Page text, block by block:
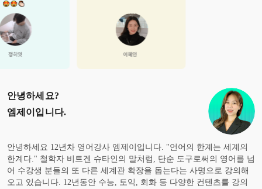
안녕하세요?
엠제이 입니다.
안녕하세요 12년차 영어강사 엠제이입니다. "언어의 한계는 세계의
한계다." 철학자 비트겐 슈타인의 말처럼, 단순 도구로써의 영어를 넘
어 수강생 분들의 또 다른 세계관 확장을 돕는다는 사명으로 강의해
오고 있습니다. 12년동안 수능, 토익, 회화 등 다양한 컨텐츠를 강의